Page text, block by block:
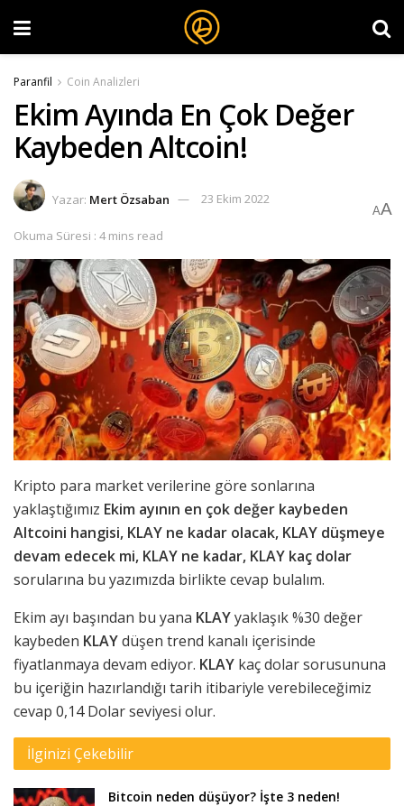
Paranfil Coin Analizleri
Ekim Ayında En Çok Değer
Kaybeden Altcoin!
Yazar: Mert Özsaban 23 Ekim 2022
Okuma Süresi : 4 mins read
AA
Kripto para market verilerine göre sonlarına
yaklaştığımız Ekim ayının en çok değer kaybeden
Altcoini hangisi, KLAY ne kadar olacak, KLAY düşmeye
devam edecek mi, KLAY ne kadar, KLAY kaç dolar
sorularına bu yazımızda birlikte cevap bulalım.
Ekim ayı başından bu yana KLAYyaklaşık %30 değer
kaybeden KLAYdüşen trend kanalı içerisinde
fiyatlanmaya devam ediyor. KLAY kaç dolar sorusununa
bu içeriğin hazırlandığı tarih itibariyle verebileceğimiz
cevap 0,14 Dolar seviyesi olur.
İlginizi Çekebilir
Bitcoin neden düşüyor? İşte 3 neden!